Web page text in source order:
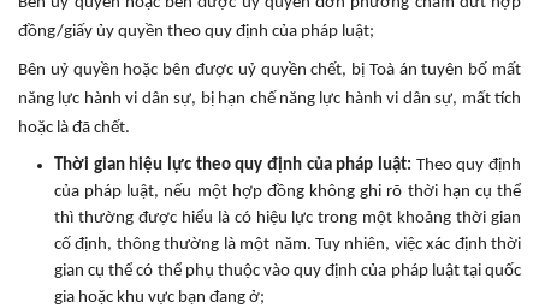
đồng/giấy ủy quyền theo quy định của pháp luật;
Bên uỷ quyền hoặc bên được uỷ quyền chết, bị Toà án tuyên bố mất
năng lực hành vi dân sự, bị hạn chế năng lực hành vi dân sự, mất tích
hoặc là đã chết.
Thời gian hiệu lực theo quy định của pháp luật: Theo quy định
của pháp luật, nếu một hợp đồng không ghi rõ thời hạn cụ thể
thì thường được hiểu là có hiệu lực trong một khoảng thời gian
cố định, thông thường là một năm. Tuy nhiên, việc xác định thời
gian cụ thể có thể phụ thuộc vào quy định của pháp luật tại quốc
gia hoặc khu vực bạn đang ở;